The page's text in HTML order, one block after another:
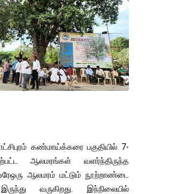
கண்மாய்க்கரை பகுதியில் 7-
ஆலமரங்கள் வளர்ந்திருந்த
ஆலமரம் மட்டும் நூற்றாண்டை
வருகிறது. இந்நிலையில்